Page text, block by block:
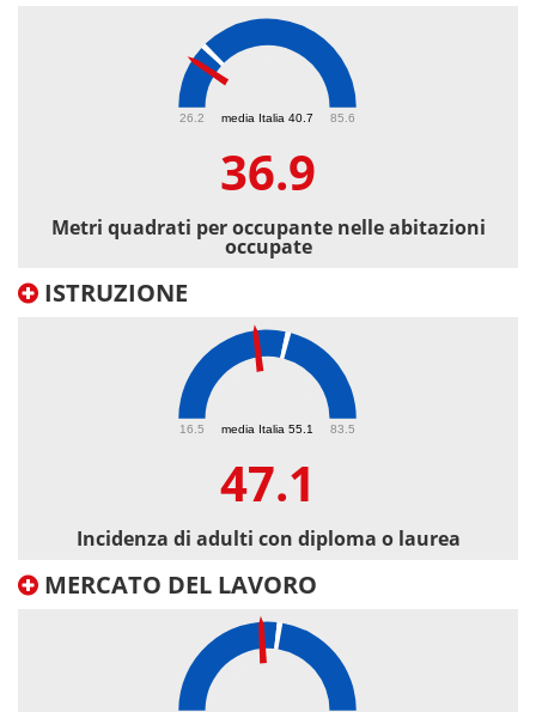
media Italia 40.7
26.2 85.6
36.9
Metri quadrati per occupante nelle abitazioni
occupate
ISTRUZIONE
media Italia 55.1
16.5 83.5
47.1
Incidenza di adulti con diploma o laurea
MERCATO DEL LAVORO